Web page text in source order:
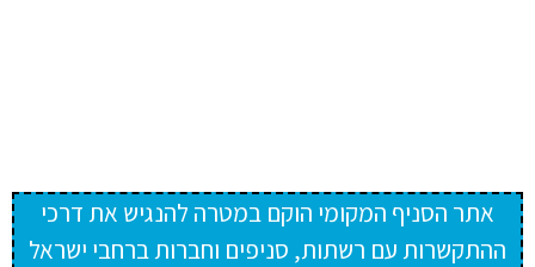
אתר הסניף המקומי הוקם במטרה להנגיש את דרכי
ההתקשרות עם רשתות, סניפים וחברות ברחבי ישראל